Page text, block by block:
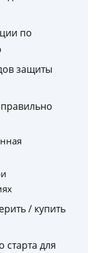
по
защиты
/ купить
для